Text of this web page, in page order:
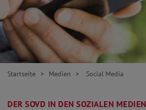
Startseite Medien Social Media
DER SOVD IN DEN SOZIALEN MEDIEN